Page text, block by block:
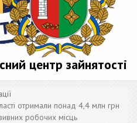
центр зайнятості
отримали понад 4,4 млн грн
робочих місць